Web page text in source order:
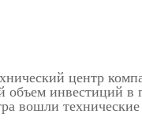
центр
инвестиций
вошли